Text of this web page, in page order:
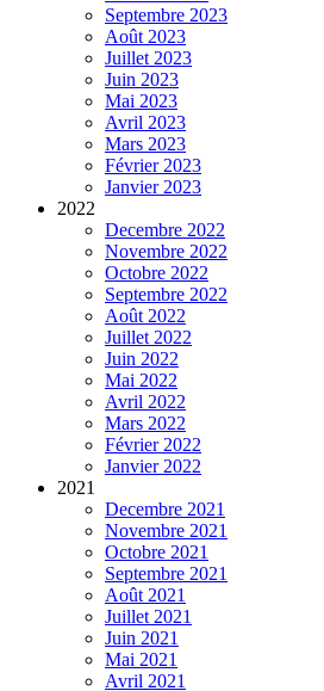
Septembre 2023
Août 2023
Juillet 2023
Juin 2023
Mai 2023
Avril 2023
Mars 2023
Février 2023
Janvier 2023
2022
Decembre 2022
Novembre 2022
Octobre 2022
Septembre 2022
Août 2022
Juillet 2022
Juin 2022
Mai 2022
Avril 2022
Mars 2022
Février 2022
Janvier 2022
2021
Decembre 2021
Novembre 2021
Octobre 2021
Septembre 2021
Août 2021
Juillet 2021
Juin 2021
Mai 2021
Avril 2021